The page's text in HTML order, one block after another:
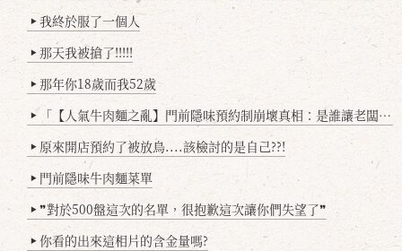
▶ 我終於服了一個人
▶ 那天我被搶了!!!!!
▶ 那年你18歲而我52歲
▶ 「【人氣牛肉麵之亂】門前隱味預約制崩壞真相：是誰讓老闆心灰意冷？」
▶ 原來開店預約了被放鳥....該檢討的是自己??!
▶ 門前隱味牛肉麵菜單
▶ ❞對於500盤這次的名單，很抱歉這次讓你們失望了❞
▶ 你看的出來這相片的含金量嗎?